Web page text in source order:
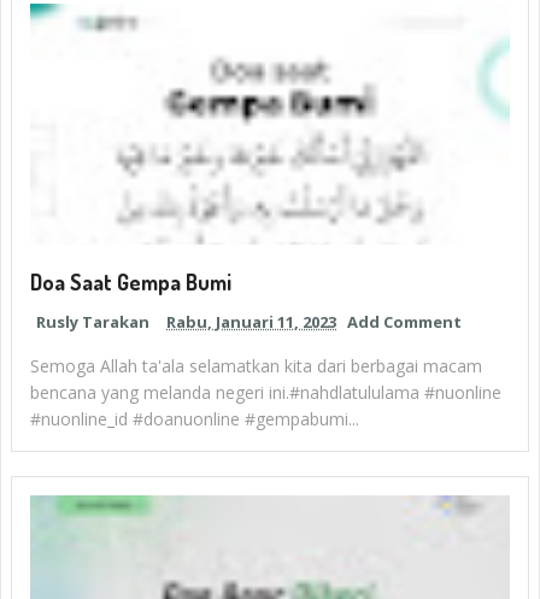
Doa Saat Gempa Bumi
Rusly Tarakan Rabu, Januari 11, 2023 Add Comment
Semoga Allah ta'ala selamatkan kita dari berbagai macam
bencana yang melanda negeri ini.#nahdlatululama #nuonline
#nuonline_id #doanuonline #gempabumi...